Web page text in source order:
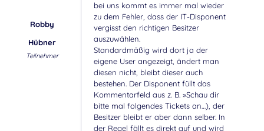
Robby
Hübner
Teilnehmer
bei uns kommt es immer mal wieder
zu dem Fehler, dass der IT-Disponent
vergisst den richtigen Besitzer
auszuwählen.
Standardmäßig wird dort ja der
eigene User angezeigt, ändert man
diesen nicht, bleibt dieser auch
bestehen. Der Disponent füllt das
Kommentarfeld aus z. B. »Schau dir
bitte mal folgendes Tickets an…), der
Besitzer bleibt er aber dann selber. In
der Regel fällt es direkt auf und wird